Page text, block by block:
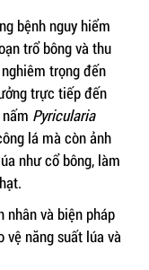
bệnh nguy hiểm
trổ bông và thu
trọng đến
trực tiếp đến
Pyricularia
lá mà còn ảnh
như cổ bông, làm
nhân và biện pháp
vệ năng suất lúa và